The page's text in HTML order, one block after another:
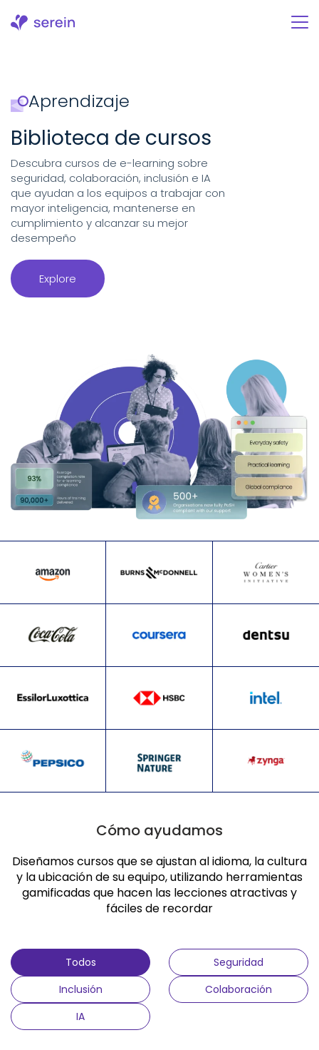
Aprendizaje
Biblioteca de cursos
Descubra cursos de e-learning sobre
seguridad, colaboración, inclusión e IA
que ayudan a los equipos a trabajar con
mayor inteligencia, mantenerse en
cumplimiento y alcanzar su mejor
desempeño
Explore
Cómo ayudamos
Diseñamos cursos que se ajustan al idioma, la cultura
y la ubicación de su equipo, utilizando herramientas
gamificadas que hacen las lecciones atractivas y
fáciles de recordar
Todos
Seguridad
Inclusión
Colaboración
IA